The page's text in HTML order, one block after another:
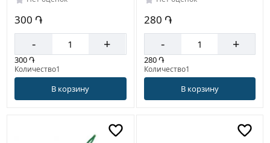
300 ֏
- +
300 ֏
Количество1
В корзину
280 ֏
- +
280 ֏
Количество1
В корзину